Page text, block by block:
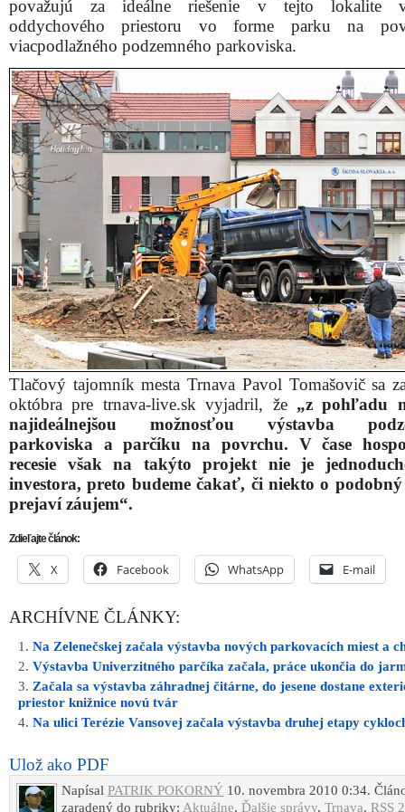
považujú za ideálne riešenie v tejto lokalite
oddychového priestoru vo forme parku na
viacpodlažného podzemného parkoviska.
Tlačový tajomník mesta Trnava Pavol Tomašovič sa
októbra pre trnava-live.sk vyjadril, že „zpohľadu
najideálnejšou možnosťou
výstavba
parkoviska a parčíku na povrchu. V čase
recesie však na takýto projekt nie je
investora, preto budeme čakať, či niekto o
prejaví záujem“.
Zdieľajte článok:
X Facebook WhatsApp E-mail
ARCHÍVNE ČLÁNKY:
Na Zelenečskej začala výstavba nových parkovacích miest a
Výstavba Univerzitného parčíka začala, práce ukončia do
Začala sa výstavba záhradnej čitárne, do jesene dostane
priestor knižnice novú tvár
Na ulici Terézie Vansovej začala výstavba druhej etapy
Ulož ako PDF
Napísal PATRIK POKORNÝ 10. novembra 2010 0:34.
zaradený do rubriky: Aktuálne, Ďalšie správy, Trnava. RSS